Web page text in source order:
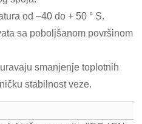
od –40 do + 50 ° S.
sa poboljšanom površinom
smanjenje toplotnih
stabilnost veze.